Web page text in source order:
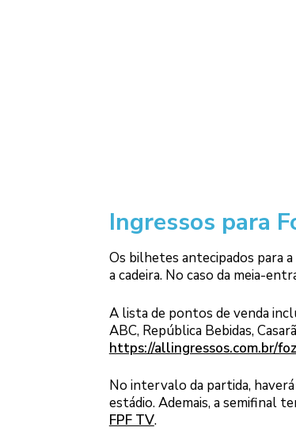
Ingressos para
Os bilhetes antecipados para
a cadeira. No caso da meia-
A lista de pontos de venda
ABC, República Bebidas,
https://allingressos.com.br/
No intervalo da partida,
estádio. Ademais, a semifinal
FPF TV.